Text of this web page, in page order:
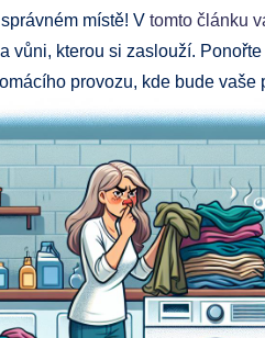
místě! V tomto článku
vůni, kterou si zaslouží.
provozu, kde bude vaše